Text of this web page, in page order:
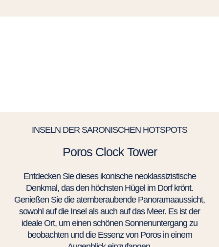
INSELN DER SARONISCHEN HOTSPOTS
Poros Clock Tower
Entdecken Sie dieses ikonische neoklassizistische
Denkmal, das den höchsten Hügel im Dorf krönt.
Genießen Sie die atemberaubende Panoramaaussicht,
sowohl auf die Insel als auch auf das Meer. Es ist der
ideale Ort, um einen schönen Sonnenuntergang zu
beobachten und die Essenz von Poros in einem